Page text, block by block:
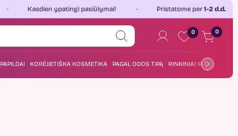
Kasdien ypatingi pasiūlymai! Pristatome per 1-2 d.d.
0 0
PAPILDAI KORĖJIETIŠKA KOSMETIKA PAGAL ODOS TIPĄ RINKINIAI IR DOVANOS